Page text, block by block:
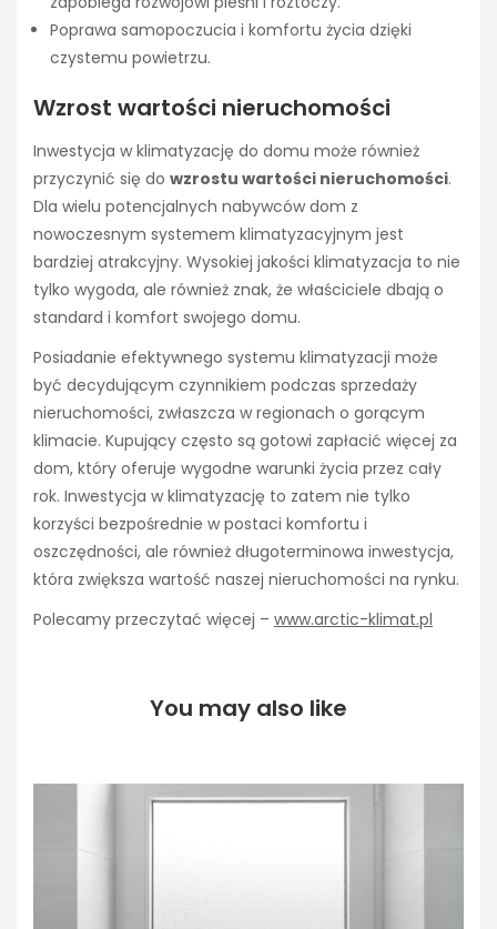
Poprawa samopoczucia i komfortu życia dzięki
czystemu powietrzu.
Wzrost wartości nieruchomości
Inwestycja w klimatyzację do domu może również
przyczynić się do wzrostu wartości nieruchomości.
Dla wielu potencjalnych nabywców dom z
nowoczesnym systemem klimatyzacyjnym jest
bardziej atrakcyjny. Wysokiej jakości klimatyzacja to nie
tylko wygoda, ale również znak, że właściciele dbają o
standard i komfort swojego domu.
Posiadanie efektywnego systemu klimatyzacji może
być decydującym czynnikiem podczas sprzedaży
nieruchomości, zwłaszcza w regionach o gorącym
klimacie. Kupujący często są gotowi zapłacić więcej za
dom, który oferuje wygodne warunki życia przez cały
rok. Inwestycja w klimatyzację to zatem nie tylko
korzyści bezpośrednie w postaci komfortu i
oszczędności, ale również długoterminowa inwestycja,
która zwiększa wartość naszej nieruchomości na rynku.
Polecamy przeczytać więcej – www.arctic-klimat.pl
You may also like